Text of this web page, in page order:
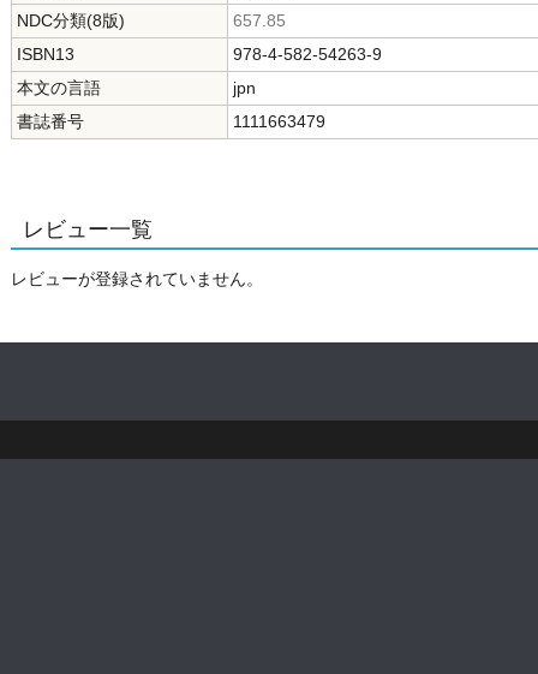
NDC分類(8版)
657.85
ISBN13
978-4-582-54263-9
本文の言語
jpn
書誌番号
1111663479
レビュー一覧
レビューが登録されていません。